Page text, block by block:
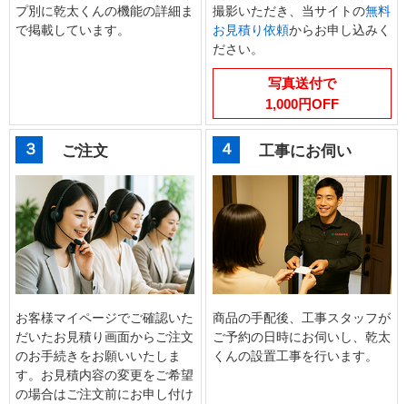
プ別に乾太くんの機能の詳細ま
で掲載しています。
撮影いただき、当サイトの無料
お見積り依頼からお申し込みく
ださい。
写真送付で
1,000円OFF
３ ご注文
お客様マイページでご確認いた
だいたお見積り画面からご注文
のお手続きをお願いいたしま
す。お見積内容の変更をご希望
の場合はご注文前にお申し付け
４ 工事にお伺い
商品の手配後、工事スタッフが
ご予約の日時にお伺いし、乾太
くんの設置工事を行います。